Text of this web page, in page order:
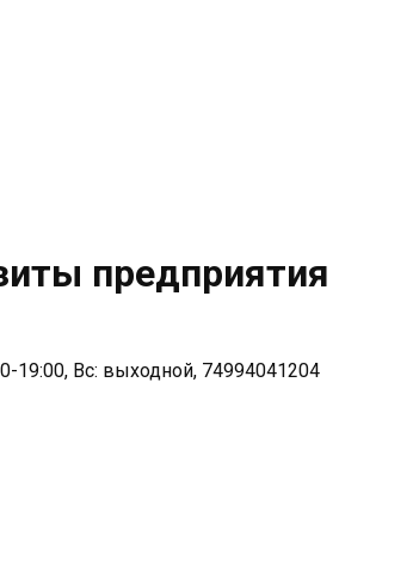
предприятия
19:00, Вс: выходной, 74994041204